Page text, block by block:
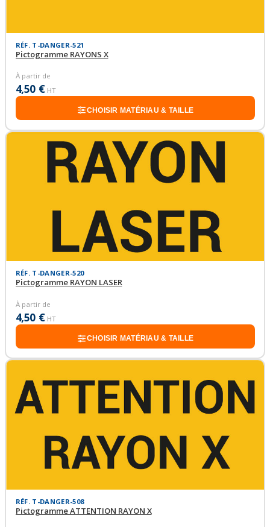
RÉF. T-DANGER-521
Pictogramme RAYONS X
À partir de
4,50 € HT
CHOISIR MATÉRIAU & TAILLE
RÉF. T-DANGER-520
Pictogramme RAYON LASER
À partir de
4,50 € HT
CHOISIR MATÉRIAU & TAILLE
RÉF. T-DANGER-508
Pictogramme ATTENTION RAYON X